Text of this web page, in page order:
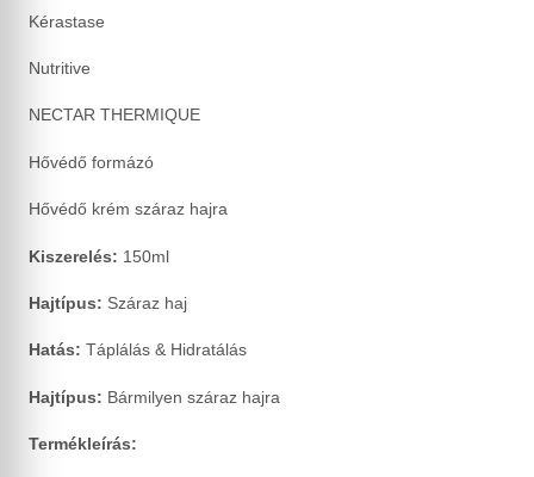
Kérastase
Nutritive
NECTAR THERMIQUE
Hővédő formázó
Hővédő krém száraz hajra
Kiszerelés: 150ml
Hajtípus: Száraz haj
Hatás: Táplálás & Hidratálás
Hajtípus: Bármilyen száraz hajra
Termékleírás: